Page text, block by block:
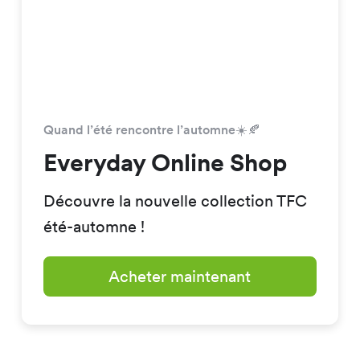
Quand l’été rencontre l’automne☀️🍂
Everyday Online Shop
Découvre la nouvelle collection TFC
été-automne !
Acheter maintenant